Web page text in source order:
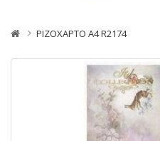
ΡΙΖΟΧΑΡΤΟ Α4 R2174